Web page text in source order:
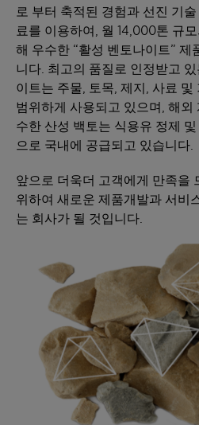
로 부터 축적된 경험과 선진 기
료를 이용하여, 월 14,000톤 규
해 우수한 “활성 벤토나이트” 제
니다. 최고의 품질로 인정받고
이트는 주물, 토목, 제지, 사료
범위하게 사용되고 있으며, 해
수한 산성 백토는 식용유 정제
으로 국내에 공급되고 있습니다.
앞으로 더욱더 고객에게 만족을
위하여 새로운 제품개발과 서비
는 회사가 될 것입니다.